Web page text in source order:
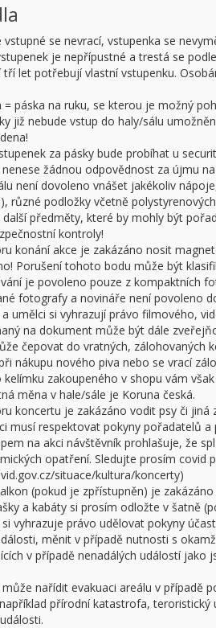
vstupné se nevrací, vstupenka se
je nepřípustné a trestá se
tří let potřebují vlastní vstupenku.
= páska na ruku, se kterou je možný
již nebude vstup do haly/sálu
za pásky bude probíhat u
žádnou odpovědnost za újmu
není dovoleno vnášet jakékoliv
různé podložky včetně
další předměty, které by mohly být
kontroly!
konání akce je zakázáno nosit
Porušení tohoto bodu může být
je povoleno pouze z kompaktních
fotografy a novináře není povoleno
umělci si vyhrazují právo filmového,
na dokument může být dále
čepovat do vratných, zálohovaných
nákupu nového piva nebo se vrací
kelímku zakoupeného v shopu vám
měna v hale/sále je Koruna česká.
koncertu je zakázáno vodit psy či jiná
musí respektovat pokyny pořadatelů a
na akci návštěvník prohlašuje, že
opatření. Sledujte prosím covid
situace/kultura/koncerty)
(pokud je zpřístupněn) je
a kabáty si prosím odložte v šatně
vyhrazuje právo udělovat pokyny
měnit v případě nutnosti s
v případě nenadálých událostí
nařídit evakuaci areálu v případě
přírodní katastrofa,